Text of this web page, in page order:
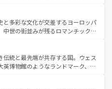
土や気候が異なるスペインはその個
性で訪れる人を魅了する。 なお、新着のスペイン情報は コ
てほしい。
っている。華麗な宮殿、歴史的な大
そして豊かな自然が、訪れる者を心
フランスは美食の国としても知ら
地であるランス、プロヴァンスの
など、多彩な楽しみ方が可能だ。さ
にも魅力が溢れており、どの街角に
れぞれで全く異なる文化を体験で
と多彩な文化が交差するヨーロッパ
中世の街並みが残るロマンチック街
を歩いても飽きることがない。ベ
バイエルン州のアルプスの絶景、そ
イン畑といった風景は必見。ビール
してほしい。 なお、新着の
伝統と最先端が共存する国。ウェス
英博物館のようなランドマーク、歴
ある。また、優雅なアフタヌーン